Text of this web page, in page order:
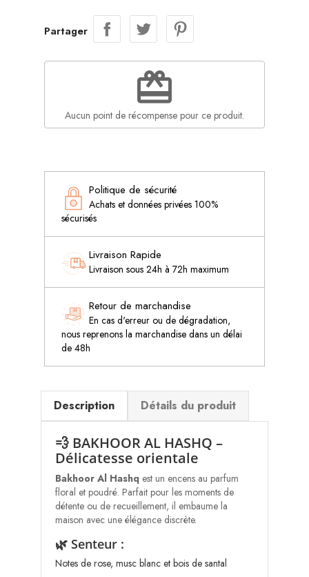
Partager
redeem
Aucun point de récompense pour ce produit.
Politique de sécurité
Achats et données privées 100%
sécurisés
Livraison Rapide
Livraison sous 24h à 72h maximum
Retour de marchandise
En cas d'erreur ou de dégradation,
nous reprenons la marchandise dans un délai
de 48h
Description Détails du produit
💨 BAKHOOR AL HASHQ –
Délicatesse orientale
Bakhoor Al Hashq est un encens au parfum
floral et poudré. Parfait pour les moments de
détente ou de recueillement, il embaume la
maison avec une élégance discrète.
🌿 Senteur :
Notes de rose, musc blanc et bois de santal